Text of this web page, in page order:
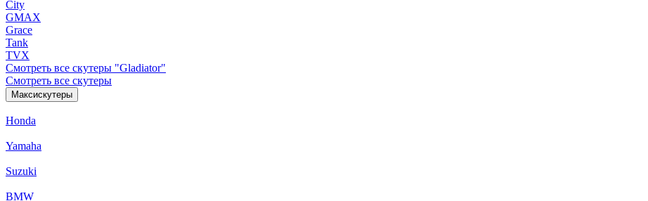
City
GMAX
Grace
Tank
TVX
Смотреть все скутеры "Gladiator"
Смотреть все скутеры
Максискутеры
Honda
Yamaha
Suzuki
BMW